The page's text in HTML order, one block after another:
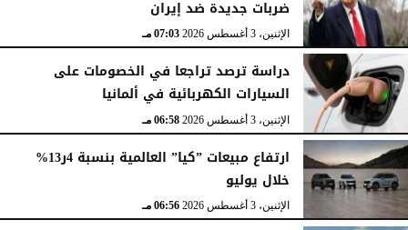
ضربات جديدة ضد إيران
الإثنين، 3 أغسطس 2026 07:03 مـ
دراسة ترصد تراجعا في الخصومات على
السيارات الكهربائية في ألمانيا
الإثنين، 3 أغسطس 2026 06:58 مـ
ارتفاع مبيعات ”كيا” العالمية بنسبة 4ر13%
خلال يوليو
الإثنين، 3 أغسطس 2026 06:56 مـ